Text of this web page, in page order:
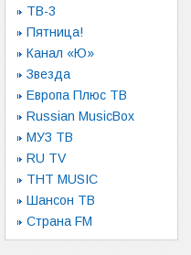
ТВ-3
Пятница!
Канал «Ю»
Звезда
Европа Плюс ТВ
Russian MusicBox
МУЗ ТВ
RU TV
ТНТ MUSIC
Шансон ТВ
Страна FM